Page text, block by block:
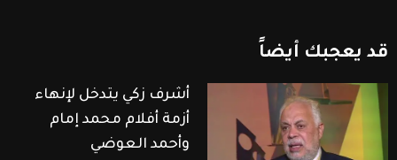
قد يعجبك أيضاً
أشرف زكي يتدخل لإنهاء
أزمة أفلام محمد إمام
وأحمد العوضي